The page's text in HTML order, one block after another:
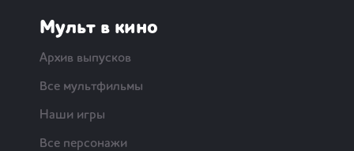
Мульт в кино
Архив выпусков
Все мультфильмы
Наши игры
Все персонажи